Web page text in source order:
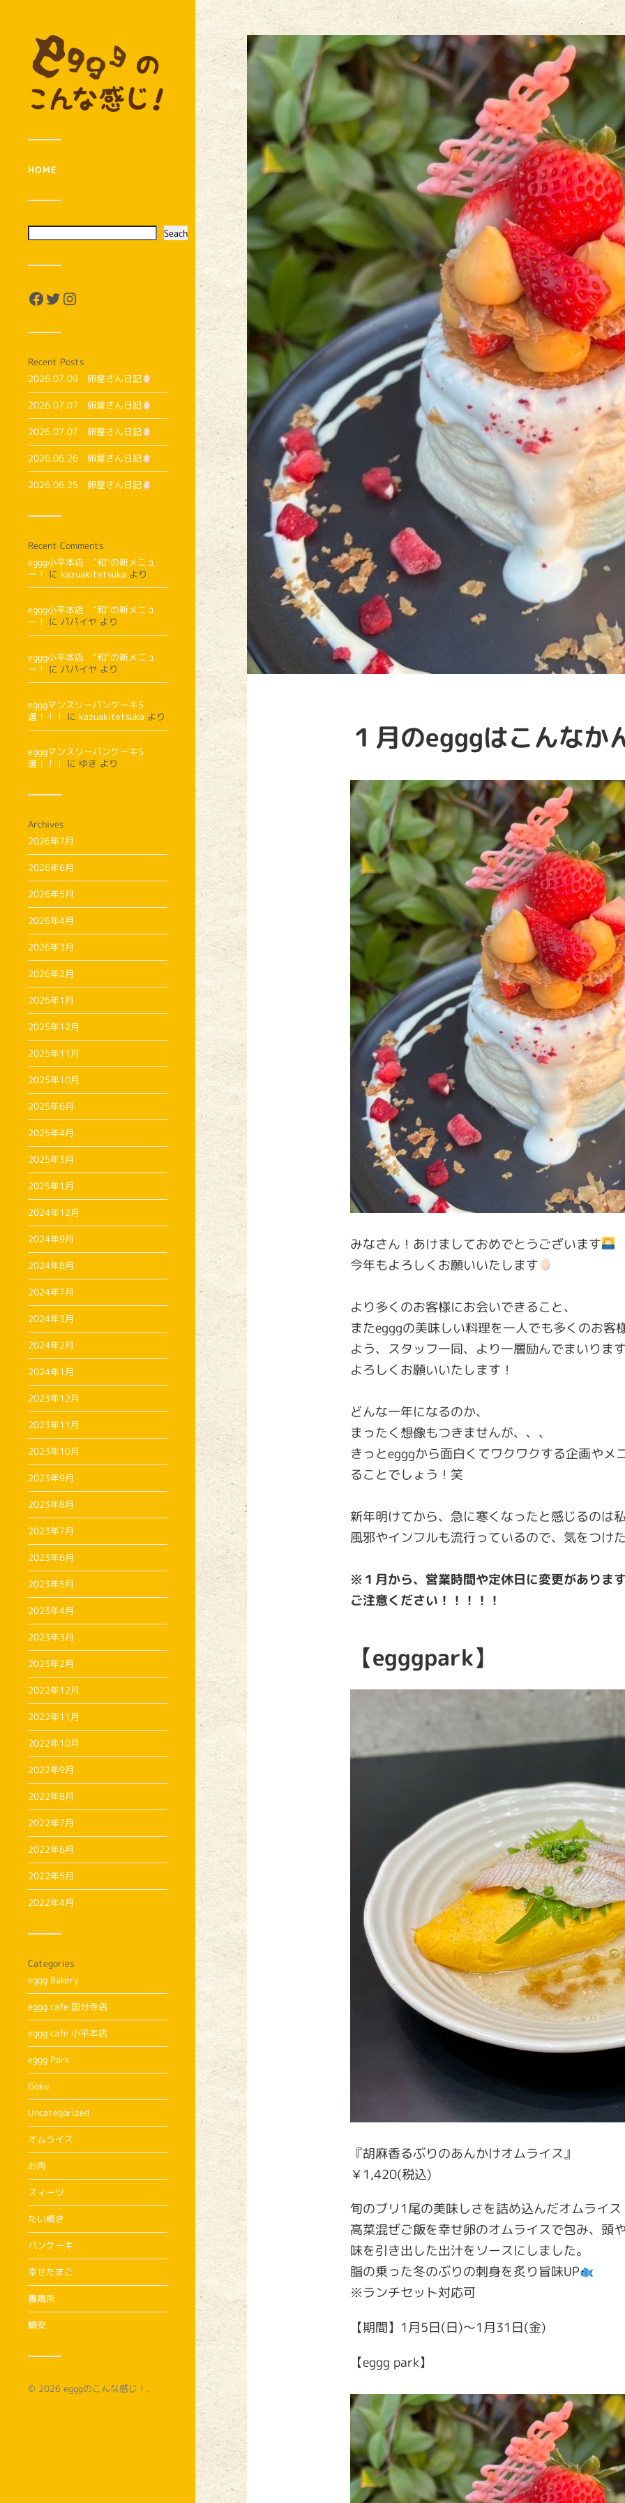
HOME
Seach
Recent Posts
2026.07.09 卵屋さん日記
2026.07.07 卵屋さん日記
2026.07.07 卵屋さん日記
2026.06.26 卵屋さん日記
2026.06.25 卵屋さん日記
Recent Comments
eggg小平本店 ”和”の新メニュ
ー！
に kazuakitetsuka より
eggg小平本店 ”和”の新メニュ
ー！
に パパイヤ より
eggg小平本店 ”和”の新メニュ
ー！
に パパイヤ より
egggマンスリーパンケーキ5
選！！！
に kazuakitetsuka より
egggマンスリーパンケーキ5
選！！！
に ゆき より
Archives
2026年7月
2026年6月
2026年5月
2026年4月
2026年3月
2026年2月
2026年1月
2025年12月
2025年11月
2025年10月
2025年6月
2025年4月
2025年3月
2025年1月
2024年12月
2024年9月
2024年8月
2024年7月
2024年3月
2024年2月
2024年1月
2023年12月
2023年11月
2023年10月
2023年9月
2023年8月
2023年7月
2023年6月
2023年5月
2023年4月
2023年3月
2023年2月
2022年12月
2022年11月
2022年10月
2022年9月
2022年8月
2022年7月
2022年6月
2022年5月
2022年4月
Categories
eggg Bakery
eggg cafe 国分寺店
eggg cafe 小平本店
eggg Park
Goku
Uncategorized
オムライス
お肉
スィーツ
たい焼き
パンケーキ
幸せたまご
養鶏所
鯛安
© 2026 egggのこんな感じ！ .
１月のegggはこんなか
みなさん！あけましておめでとうございます
今年もよろしくお願いいたします
より多くのお客様にお会いできること、
またegggの美味しい料理を一人でも多くのお客
よう、スタッフ一同、より一層励んでまいりま
よろしくお願いいたします！
どんな一年になるのか、
まったく想像もつきませんが、、、
きっとegggから面白くてワクワクする企画やメ
ることでしょう！笑
新年明けてから、急に寒くなったと感じるのは
風邪やインフルも流行っているので、気をつけ
※１月から、営業時間や定休日に変更がありま
ご注意ください！！！！！
【egggpark】
『胡麻香るぶりのあんかけオムライス』
￥1,420(税込)
旬のブリ1尾の美味しさを詰め込んだオムライス
高菜混ぜご飯を幸せ卵のオムライスで包み、頭
味を引き出した出汁をソースにしました。
脂の乗った冬のぶりの刺身を炙り旨味UP
※ランチセット対応可
【期間】1月5日(日)～1月31日(金)
【eggg park】